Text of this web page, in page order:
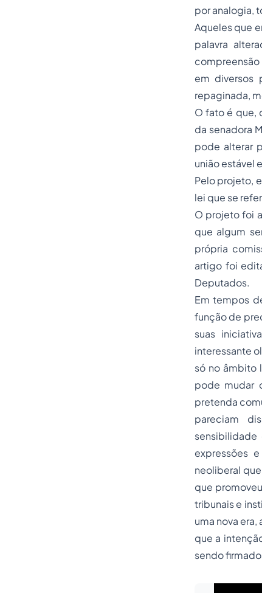
por analogia,
Aqueles que
palavra
em diversos
repaginada,
O fato é que,
da senadora
pode alterar
união estável
Pelo projeto,
lei que se
O projeto foi
que algum
própria
artigo foi
Deputados.
Em tempos
função de
suas
interessante
só no âmbito
pode mudar
pretenda
pareciam
expressões
neoliberal
que
tribunais e
uma nova
que a
sendo